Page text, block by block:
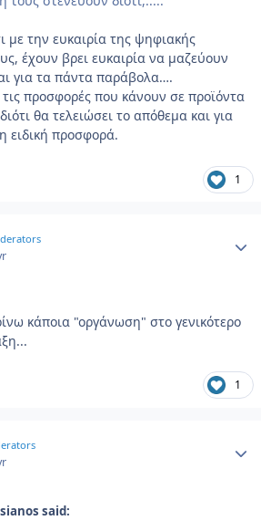
την ευκαιρία της ψηφιακής
έχουν βρει ευκαιρία να μαζεύουν
για τα πάντα παράβολα….
προσφορές που κάνουν σε προϊόντα
θα τελειώσει το απόθεμα και για
ειδική προσφορά.
1
κάποια "οργάνωση" στο γενικότερο
1
said: